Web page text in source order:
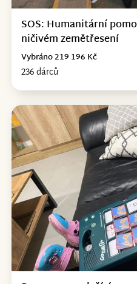
SOS: Humanitární
ničivém zemětřesení
236 dárců
Vybráno 219 196 Kč